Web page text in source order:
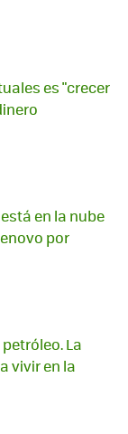
es "crecer
en la nube
por
La
vivir en la